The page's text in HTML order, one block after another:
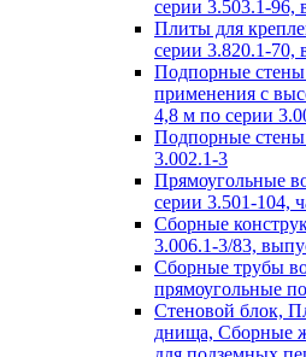
серии 3.503.1-96,
Плиты для
серии 3.820.1-70,
Подпорные стены
применения с
4,8 м по серии
Подпорные
3.002.1-3
Прямоугольные
серии 3.501-104,
Сборные
3.006.1-3/83,
Сборные трубы
прямоугольные
Стеновой блок,
днища, Сборные